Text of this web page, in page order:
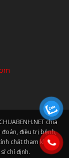
chia
đoán, điều trị bệnh,
chất tham khảo
chỉ định.